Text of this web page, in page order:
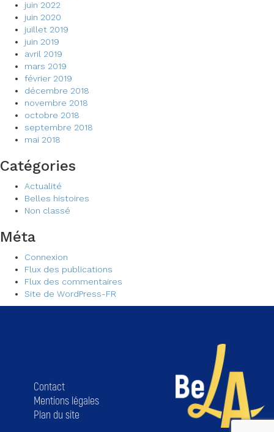
juin 2022
juin 2020
juillet 2019
juin 2019
avril 2019
mars 2019
février 2019
décembre 2018
novembre 2018
octobre 2018
septembre 2018
mai 2018
Catégories
Actualité
Belles histoires
Non classé
Méta
Connexion
Flux des publications
Flux des commentaires
Site de WordPress-FR
Contact
Mentions légales
Plan du site